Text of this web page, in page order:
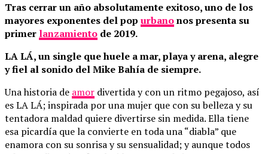
Tras cerrar un año absolutamente exitoso, uno de los
mayores exponentes del pop urbanonos presenta su
primer lanzamiento de 2019.
LA LÁ, un single que huele a mar, playa y arena, alegre
y fiel al sonido del Mike Bahía de siempre.
Una historia de amor divertida y con un ritmo pegajoso, así
es LA LÁ; inspirada por una mujer que con su belleza y su
tentadora maldad quiere divertirse sin medida. Ella tiene
esa picardía que la convierte en toda una “diabla” que
enamora con su sonrisa y su sensualidad; y aunque todos